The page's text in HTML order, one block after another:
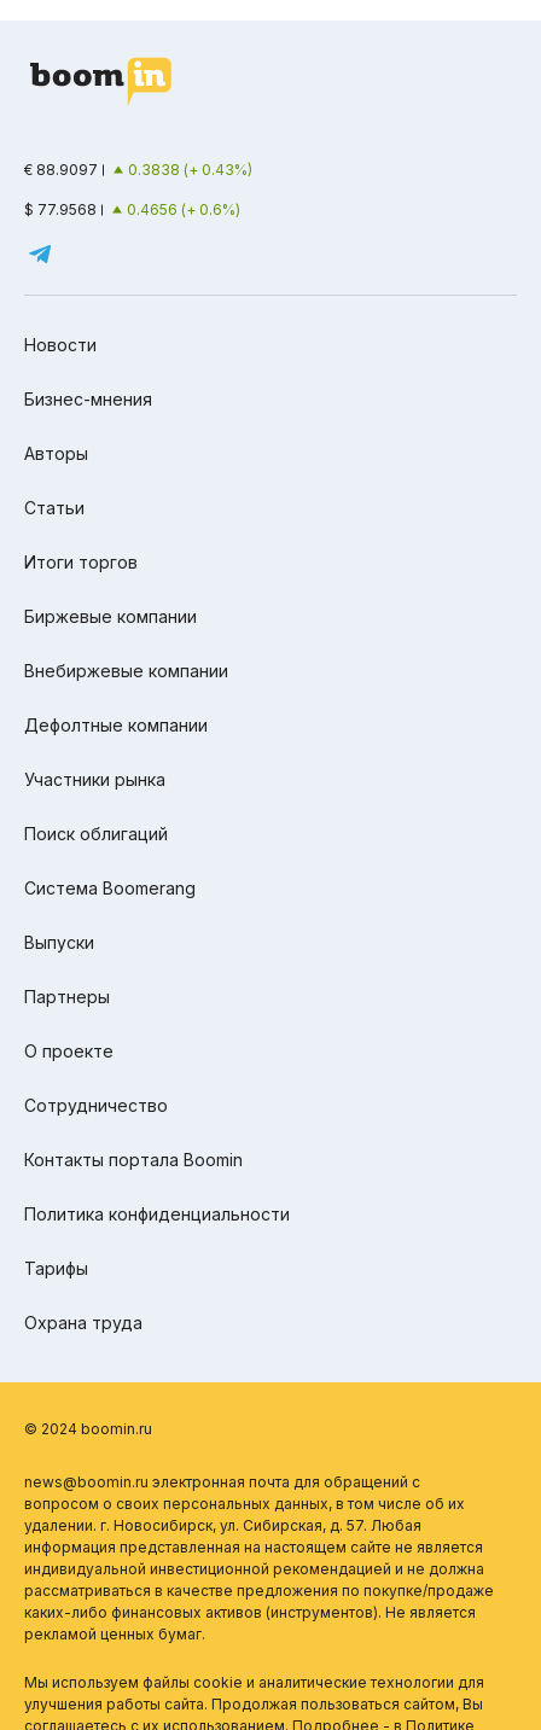
€ 88.9097 0.3838 (+ 0.43%)
$ 77.9568 0.4656 (+ 0.6%)
Новости
Бизнес-мнения
Авторы
Статьи
Итоги торгов
Биржевые компании
Внебиржевые компании
Дефолтные компании
Участники рынка
Поиск облигаций
Система Boomerang
Выпуски
Партнеры
О проекте
Сотрудничество
Контакты портала Boomin
Политика конфиденциальности
Тарифы
Охрана труда
© 2024 boomin.ru
news@boomin.ru электронная почта для обращений с
вопросом о своих персональных данных, в том числе об их
удалении. г. Новосибирск, ул. Сибирская, д. 57. Любая
информация представленная на настоящем сайте не является
индивидуальной инвестиционной рекомендацией и не должна
рассматриваться в качестве предложения по покупке/продаже
каких-либо финансовых активов (инструментов). Не является
рекламой ценных бумаг.
Мы используем файлы cookie и аналитические технологии для
улучшения работы сайта. Продолжая пользоваться сайтом, Вы
соглашаетесь с их использованием. Подробнее - в Политике